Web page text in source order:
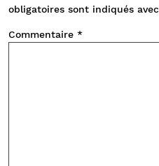
obligatoires sont indiqués avec
Commentaire *